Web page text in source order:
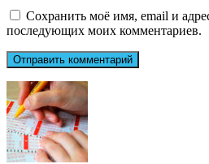
Сохранить моё имя, email и
последующих моих комментариев.